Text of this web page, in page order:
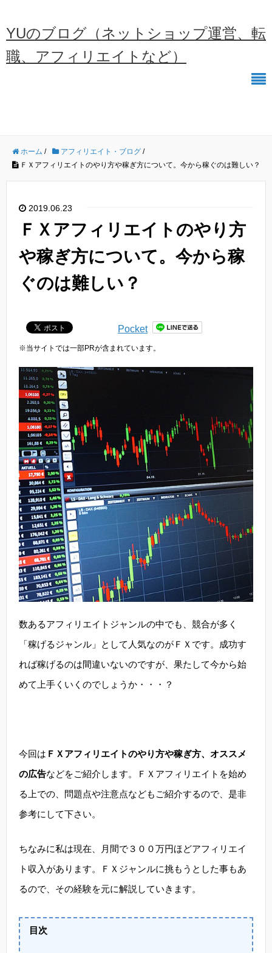
YUのブログ（ネットショップ運営、転
職、アフィリエイトなど）
ホーム / アフィリエイト・ブログ /
ＦＸアフィリエイトのやり方や稼ぎ方について。今から稼ぐのは難しい？
2019.06.23
ＦＸアフィリエイトのやり方
や稼ぎ方について。今から稼
ぐのは難しい？
Pocket
※当サイトでは一部PRが含まれています。
数あるアフィリエイトジャンルの中でも、競合が多く
「稼げるジャンル」として人気なのがＦＸです。成功す
れば稼げるのは間違いないのですが、果たして今から始
めて上手くいくのでしょうか・・・？
今回は ＦＸアフィリエイトのやり方や稼ぎ方、オススメ
の広告などをご紹介します。ＦＸアフィリエイトを始め
る上での、問題点や注意点などもご紹介するので、是非
参考にして下さい。
ちなみに私は現在、月間で３００万円ほどアフィリエイ
ト収入があります。ＦＸジャンルに挑もうとした事もあ
るので、その経験を元に解説していきます。
目次